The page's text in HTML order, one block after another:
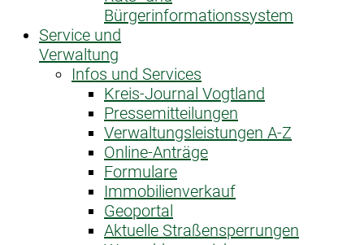
Bürgerinformationssystem
Service und
Verwaltung
Infos und Services
Kreis-Journal Vogtland
Pressemitteilungen
Verwaltungsleistungen A-Z
Online-Anträge
Formulare
Immobilienverkauf
Geoportal
Aktuelle Straßensperrungen